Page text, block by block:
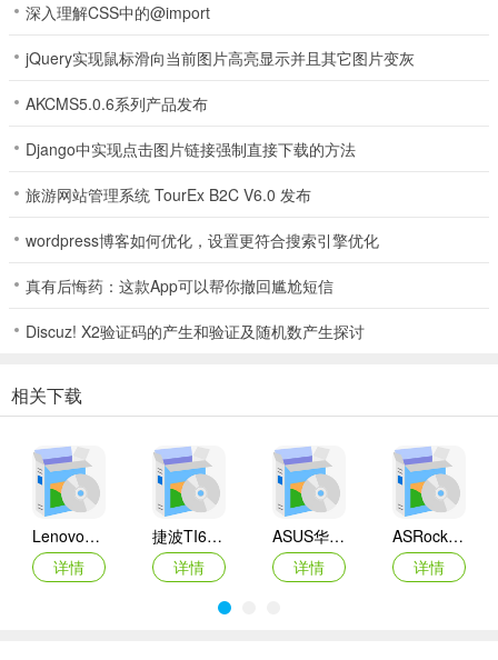
深入理解CSS中的@import
jQuery实现鼠标滑向当前图片高亮显示并且其它图片变灰
AKCMS5.0.6系列产品发布
Django中实现点击图片链接强制直接下载的方法
旅游网站管理系统 TourEx B2C V6.0 发布
wordpress博客如何优化，设置更符合搜索引擎优化
真有后悔药：这款App可以帮你撤回尴尬短信
Discuz! X2验证码的产生和验证及随机数产生探讨
相关下载
Lenovo联想 Ideapad Z465/Z565系列笔记本 声卡驱动
详情
捷波TI61AG-A主板BIOS
详情
ASUS华硕F1A55-M LX3 R2.0主板BIOS
详情
ASRock华擎IMB-A160主板BIOS
详情